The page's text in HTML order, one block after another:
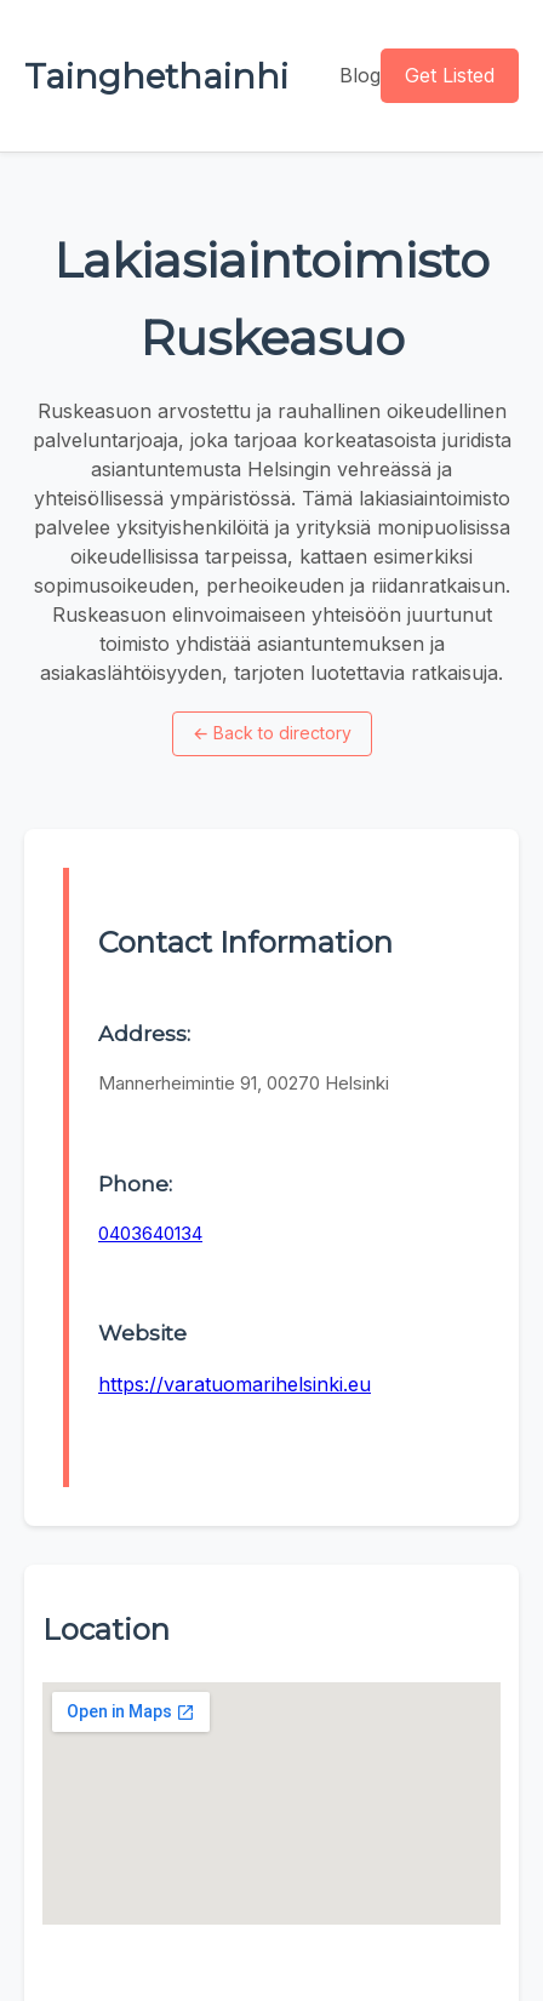
Tainghethainhi Blog Get Listed
Lakiasiaintoimisto
Ruskeasuo
Ruskeasuon arvostettu ja rauhallinen oikeudellinen
palveluntarjoaja, joka tarjoaa korkeatasoista juridista
asiantuntemusta Helsingin vehreässä ja
yhteisöllisessä ympäristössä. Tämä lakiasiaintoimisto
palvelee yksityishenkilöitä ja yrityksiä monipuolisissa
oikeudellisissa tarpeissa, kattaen esimerkiksi
sopimusoikeuden, perheoikeuden ja riidanratkaisun.
Ruskeasuon elinvoimaiseen yhteisöön juurtunut
toimisto yhdistää asiantuntemuksen ja
asiakaslähtöisyyden, tarjoten luotettavia ratkaisuja.
← Back to directory
Contact Information
Address:
Mannerheimintie 91, 00270 Helsinki
Phone:
0403640134
Website
https://varatuomarihelsinki.eu
Location